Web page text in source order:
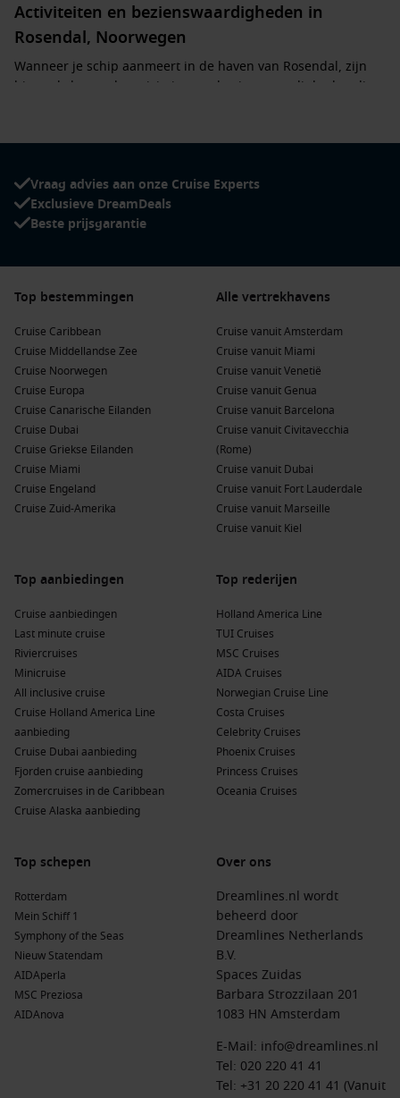
Activiteiten en bezienswaardigheden in
Rosendal, Noorwegen
Wanneer je schip aanmeert in de haven van Rosendal, zijn
hier enkele van de activiteiten en bezienswaardigheden die
Bezoek het Barony Rosendal:Dit prachtige historische
rondleidingen waarin je meer kunt leren over de
geschiedenis en cultuur van de regio.
Verken deHardangerfjord
fjorden, indrukwekkende watervallen en schitterende
bergen.
met een van de vele wandelpaden. De route naar de
Hardangervidda, een van de grootste bergplateaus van
Europa, is bijzonder populair.
Proef lokale lekkernijen:
Geniet van verse, lokale
visgerechten en andere heerlijkheden zoals hardanger
cider en jam van lokale vruchten in een van de gezellige
restaurants in de stad.
Fjordlek en andere watersporten:Voor de avontuurlijke
reiziger zijn er tal van mogelijkheden voor watersporten,
waaronder windsurfen, vissen en zwemmen in de fjorden.
Buienhavens voor en na Rosendal, Noorwegen
worden bezocht:
kunstscène. Bezoek het Skagen-museum en zie de
Kirkwall , Orkney-eilanden, Schotland:De hoofdstad van
de Orkney-eilanden biedt historische plaatsen zoals de St.
Magnus Cathedral en de Neolithic sites, perfect voor
geschiedenisliefhebbers.
prachtigeiland
dat beroemd is vanwege zijn ongerepte
natuur en de enorme verscheidenheid aan zeevogels,
ideaal voor natuurliefhebbers.
Oslo,Noorwegen
De bruisende hoofdstad van
Noorwegen met veel musea, prachtige parken en de
indrukwekkende Oslo Opera. Perfect voor een korte stop
vol cultuur.
Alesund
Deze stad is beroemd om zijn art
uitzichtpunt Aksla. Bezoek de lokale markten en geniet van
Vraag advies aan onze Cruise Experts
Exclusieve DreamDeals
Beste prijsgarantie
Top bestemmingen
Cruise Caribbean
Cruise Middellandse Zee
Cruise Noorwegen
Cruise Europa
Cruise Canarische Eilanden
Cruise Dubai
Cruise Griekse Eilanden
Cruise Miami
Cruise Engeland
Cruise Zuid-Amerika
Alle vertrekhavens
Cruise vanuit Amsterdam
Cruise vanuit Miami
Cruise vanuit Venetië
Cruise vanuit Genua
Cruise vanuit Barcelona
Cruise vanuit Civitavecchia
(Rome)
Cruise vanuit Dubai
Cruise vanuit Fort Lauderdale
Cruise vanuit Marseille
Cruise vanuit Kiel
Top aanbiedingen
Cruise aanbiedingen
Last minute cruise
Riviercruises
Minicruise
All inclusive cruise
Cruise Holland America Line
aanbieding
Cruise Dubai aanbieding
Fjorden cruise aanbieding
Zomercruises in de Caribbean
Cruise Alaska aanbieding
Top rederijen
Holland America Line
TUI Cruises
MSC Cruises
AIDA Cruises
Norwegian Cruise Line
Costa Cruises
Celebrity Cruises
Phoenix Cruises
Princess Cruises
Oceania Cruises
Top schepen
Rotterdam
Mein Schiff 1
Symphony of the Seas
Nieuw Statendam
AIDAperla
MSC Preziosa
AIDAnova
Over ons
Dreamlines.nl wordt
beheerd door
Dreamlines Netherlands
B.V.
Spaces Zuidas
Barbara Strozzilaan 201
1083 HN Amsterdam
E-Mail: info@dreamlines.nl
Tel: 020 220 41 41
Tel: +31 20 220 41 41 (Vanuit